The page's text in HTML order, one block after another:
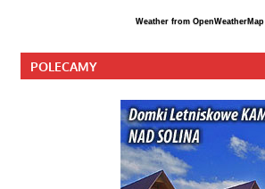
Weather from OpenWeatherMap
POLECAMY